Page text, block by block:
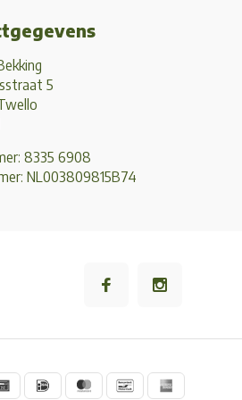
5
8335 6908
NL003809815B74